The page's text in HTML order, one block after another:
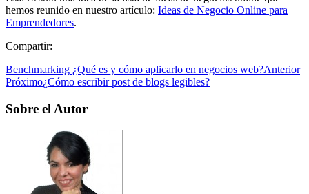
hemos reunido en nuestro artículo: Ideas de Negocio Online para
Emprendedores.
Compartir:
Benchmarking ¿Qué es y cómo aplicarlo en negocios web?Anterior
Próximo¿Cómo escribir post de blogs legibles?
Sobre el Autor